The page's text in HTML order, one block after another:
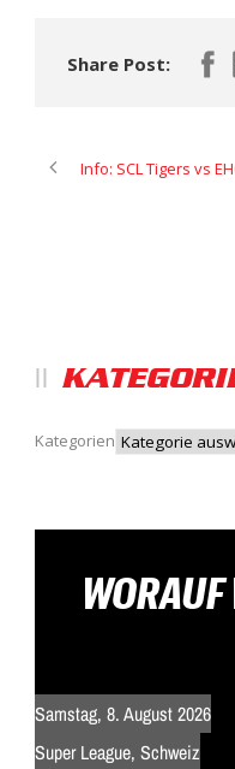
Share Post:
Info: SCL Tigers vs
Kategorien